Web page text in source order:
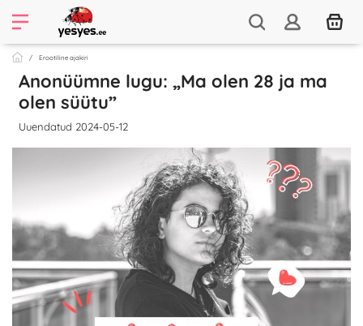
Erootiline ajakiri
Anonüümne lugu: „Ma olen 28 ja ma
olen süütu”
Uuendatud 2024-05-12